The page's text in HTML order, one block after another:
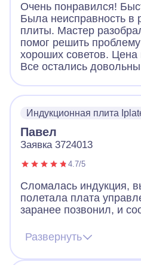
Очень понравился!
Была неисправность в
плиты. Мастер
помог решить
хороших советов. Цена
Все остались
Индукционная плита
Павел
Заявка 3724013
4.7/5
Сломалась индукция,
полетала плата
заранее позвонил, и
починить и без
начинается от 12к и
все
Развернуть